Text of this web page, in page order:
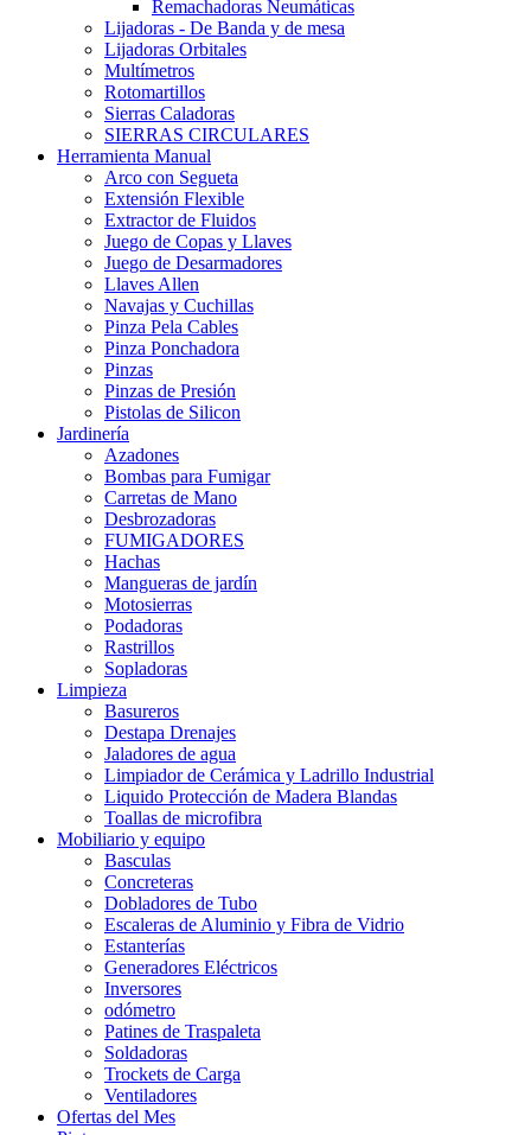
Remachadoras Neumáticas
Lijadoras - De Banda y de mesa
Lijadoras Orbitales
Multímetros
Rotomartillos
Sierras Caladoras
SIERRAS CIRCULARES
Herramienta Manual
Arco con Segueta
Extensión Flexible
Extractor de Fluidos
Juego de Copas y Llaves
Juego de Desarmadores
Llaves Allen
Navajas y Cuchillas
Pinza Pela Cables
Pinza Ponchadora
Pinzas
Pinzas de Presión
Pistolas de Silicon
Jardinería
Azadones
Bombas para Fumigar
Carretas de Mano
Desbrozadoras
FUMIGADORES
Hachas
Mangueras de jardín
Motosierras
Podadoras
Rastrillos
Sopladoras
Limpieza
Basureros
Destapa Drenajes
Jaladores de agua
Limpiador de Cerámica y Ladrillo Industrial
Liquido Protección de Madera Blandas
Toallas de microfibra
Mobiliario y equipo
Basculas
Concreteras
Dobladores de Tubo
Escaleras de Aluminio y Fibra de Vidrio
Estanterías
Generadores Eléctricos
Inversores
odómetro
Patines de Traspaleta
Soldadoras
Trockets de Carga
Ventiladores
Ofertas del Mes